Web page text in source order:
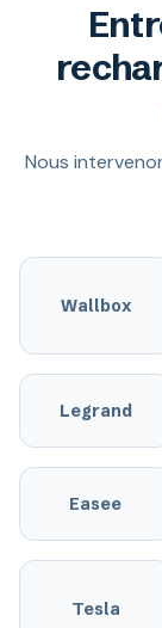
Nous
Wallbox
Legrand
Easee
Tesla